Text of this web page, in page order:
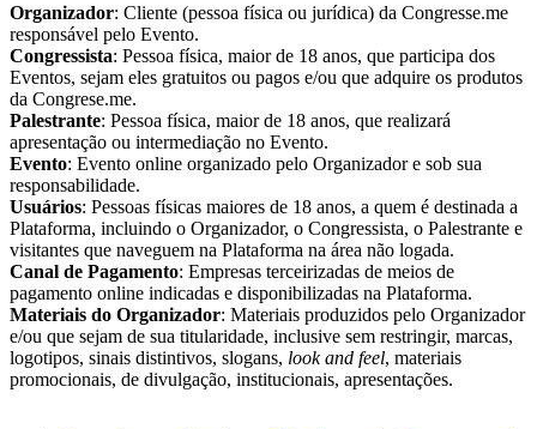
Organizador: Cliente (pessoa física ou jurídica) da Congresse.me
responsável pelo Evento.
Congressista: Pessoa física, maior de 18 anos, que participa dos
Eventos, sejam eles gratuitos ou pagos e/ou que adquire os produtos
da Congrese.me.
Palestrante: Pessoa física, maior de 18 anos, que realizará
apresentação ou intermediação no Evento.
Evento: Evento online organizado pelo Organizador e sob sua
responsabilidade.
Usuários: Pessoas físicas maiores de 18 anos, a quem é destinada a
Plataforma, incluindo o Organizador, o Congressista, o Palestrante e
visitantes que naveguem na Plataforma na área não logada.
Canal de Pagamento: Empresas terceirizadas de meios de
pagamento online indicadas e disponibilizadas na Plataforma.
Materiais do Organizador: Materiais produzidos pelo Organizador
e/ou que sejam de sua titularidade, inclusive sem restringir, marcas,
logotipos, sinais distintivos, slogans, look and feel, materiais
promocionais, de divulgação, institucionais, apresentações.